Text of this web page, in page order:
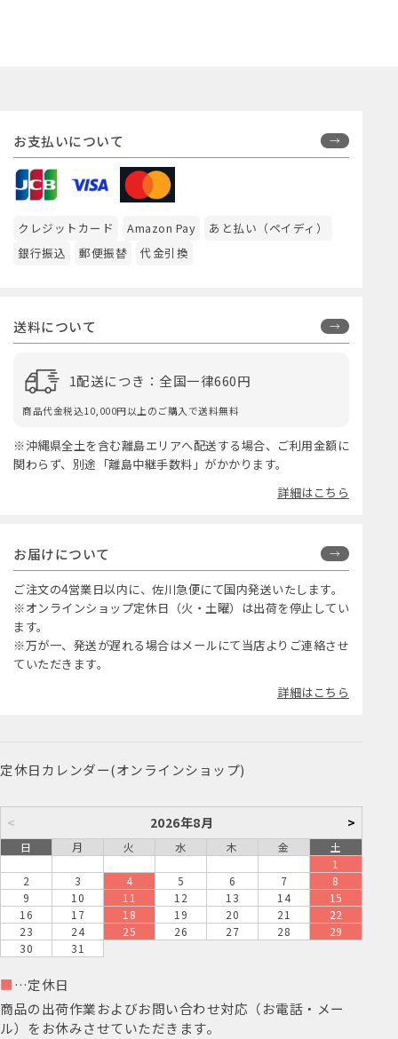
お支払いについて
クレジットカード Amazon Pay
あと払い（ペイディ）
銀行振込
郵便振替 代金引換
送料について
1配送につき：全国一律660円
商品代金税込10,000円以上のご購入で送料無料
※沖縄県全土を含む離島エリアへ配送する場合、ご利用金額に
関わらず、別途「離島中継手数料」がかかります。
詳細はこちら
お届けについて
ご注文の4営業日以内に、佐川急便にて国内発送いたします。
※オンラインショップ定休日（火・土曜）は出荷を停止してい
ます。
※万が一、発送が遅れる場合はメールにて当店よりご連絡させ
ていただきます。
詳細はこちら
定休日カレンダー(オンラインショップ)
< 2026年8月 >
日 月 火 水 木 金
土
1
2
3 4 5 6 7
8
9
10 11 12 13 14
15
16
17 18 19 20 21
22
23
24 25 26 27 28
29
30
31
■ …定休日
商品の出荷作業およびお問い合わせ対応（お電話・メー
ル）をお休みさせていただきます。